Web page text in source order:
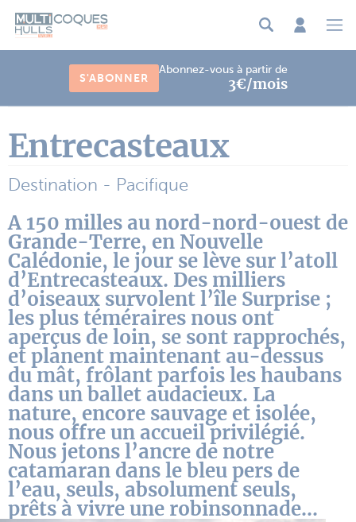
S'ABONNER
Abonnez-vous à partir de
3€/mois
Entrecasteaux
Destination - Pacifique
A 150 milles au nord-nord-ouest de
Grande-Terre, en Nouvelle
Calédonie, le jour se lève sur l’atoll
d’Entrecasteaux. Des milliers
d’oiseaux survolent l’île Surprise ;
les plus téméraires nous ont
aperçus de loin, se sont rapprochés,
et planent maintenant au-dessus
du mât, frôlant parfois les haubans
dans un ballet audacieux. La
nature, encore sauvage et isolée,
nous offre un accueil privilégié.
Nous jetons l’ancre de notre
catamaran dans le bleu pers de
l’eau, seuls, absolument seuls,
prêts à vivre une robinsonnade…